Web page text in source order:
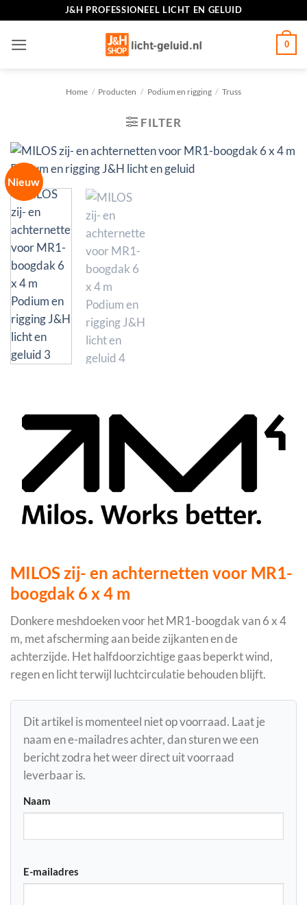
inhoud
J&H PROFESSIONEEL LICHT EN GELUID
0
Home / Producten / Podium en rigging / Truss
FILTER
Nieuw
MILOS zij- en achternetten voor MR1-
boogdak 6 x 4 m
Donkere meshdoeken voor het MR1-boogdak van 6 x 4
m, met afscherming aan beide zijkanten en de
achterzijde. Het halfdoorzichtige gaas beperkt wind,
regen en licht terwijl luchtcirculatie behouden blijft.
Dit artikel is momenteel niet op voorraad. Laat je
naam en e-mailadres achter, dan sturen we een
bericht zodra het weer direct uit voorraad
leverbaar is.
Naam
E-mailadres